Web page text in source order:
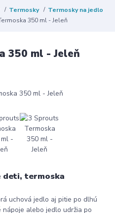
Termosky
Termosky na jedlo
350 ml - Jeleň
350 ml - Jeleň
deti, termoska
uchová jedlo aj pitie po dlhú
alebo jedlo udržia po